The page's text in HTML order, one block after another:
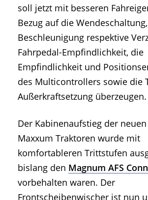
soll jetzt mit besseren
Bezug auf die
Beschleunigung respektive
Fahrpedal-Empfindlichkeit, die
Empfindlichkeit und
des Multicontrollers sowie die
Außerkraftsetzung überzeugen.
Der Kabinenaufstieg der neuen
Maxxum Traktoren wurde mit
komfortableren Trittstufen
bislang den Magnum AFS
vorbehalten waren. Der
Frontscheibenwischer ist nun